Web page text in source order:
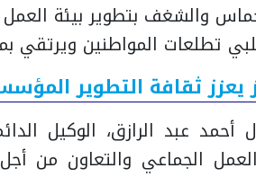
والشغف بتطوير بيئة العمل
يلبي تطلعات المواطنين ويرتقي
يعزز ثقافة التطوير
أحمد عبد الرازق، الوكيل
الجماعي والتعاون من